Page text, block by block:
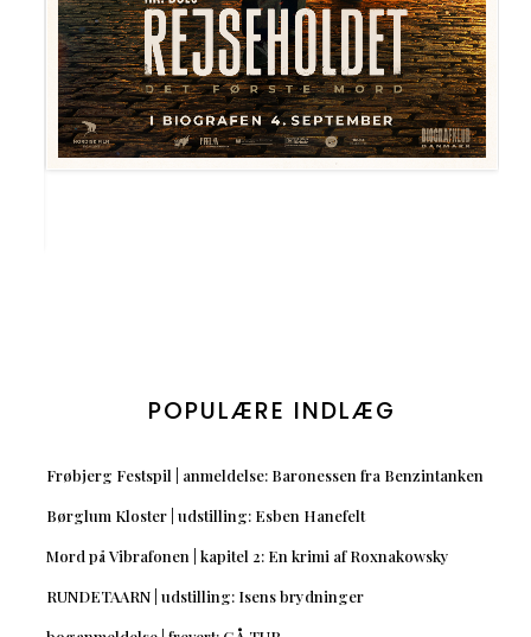
POPULÆRE INDLÆG
Frøbjerg Festspil | anmeldelse: Baronessen fra Benzintanken
Børglum Kloster | udstilling: Esben Hanefelt
Mord på Vibrafonen | kapitel 2: En krimi af Roxnakowsky
RUNDETAARN | udstilling: Isens brydninger